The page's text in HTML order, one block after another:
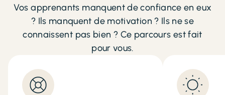
Vos apprenants manquent de confiance en eux
? Ils manquent de motivation ? Ils ne se
connaissent pas bien ? Ce parcours est fait
pour vous.